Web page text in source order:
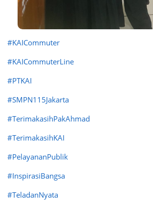
#KAICommuter
#KAICommuterLine
#PTKAI
#SMPN115Jakarta
#TerimakasihPakAhmad
#TerimakasihKAI
#PelayananPublik
#InspirasiBangsa
#TeladanNyata